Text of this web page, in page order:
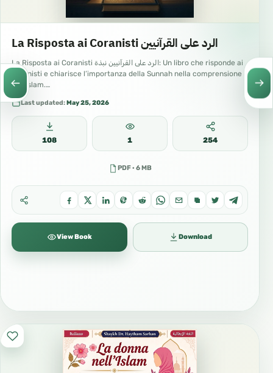
La Risposta ai Coranisti الرد على القرآنيين
La Risposta ai Coranisti الرد على القرآنيين نبذة: Un libro che risponde ai
coranisti e chiarisce l’importanza della Sunnah nella comprensione
dell’Islam.…
Last updated:May 25, 2026
108 1 254
PDF · 6 MB
View Book Download